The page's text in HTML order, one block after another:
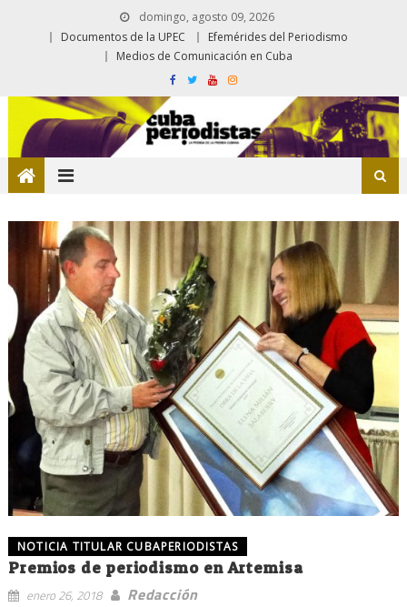
domingo, agosto 09, 2026
Documentos de la UPEC
Efemérides del Periodismo
Medios de Comunicación en Cuba
NOTICIA TITULAR CUBAPERIODISTAS
Premios de periodismo en Artemisa
enero 26, 2018
Redacción